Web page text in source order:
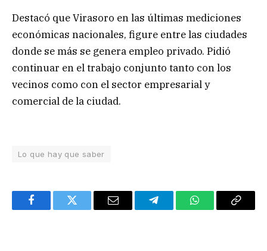
Destacó que Virasoro en las últimas mediciones
económicas nacionales, figure entre las ciudades
donde se más se genera empleo privado. Pidió
continuar en el trabajo conjunto tanto con los
vecinos como con el sector empresarial y
comercial de la ciudad.
Lo que hay que saber
FacebookTwitter Email TelegramWhatsAppCopy